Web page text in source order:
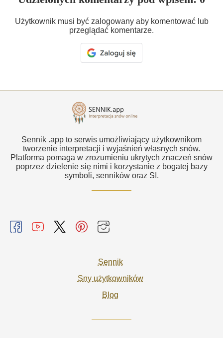
Użytkownik musi być zalogowany aby komentować lub
przeglądać komentarze.
Sennik .app to serwis umożliwiający użytkownikom
tworzenie interpretacji i wyjaśnień własnych snów.
Platforma pomaga w zrozumieniu ukrytych znaczeń snów
poprzez dzielenie się nimi i korzystanie z bogatej bazy
symboli, senników oraz SI.
Sennik
Sny użytkowników
Blog